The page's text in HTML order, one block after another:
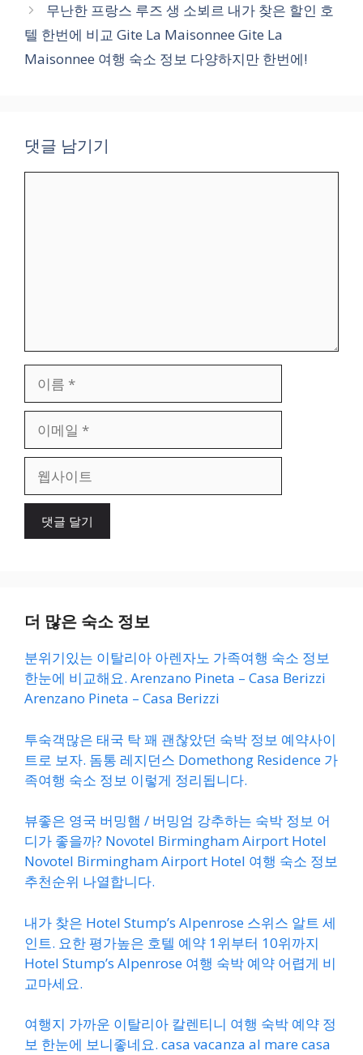
무난한 프랑스 루즈 생 소뵈르 내가 찾은 할인 호
텔 한번에 비교 Gite La Maisonnee Gite La
Maisonnee 여행 숙소 정보 다양하지만 한번에!
댓글 남기기
일
이
더 많은 숙소 정보
분위기있는 이탈리아 아렌자노 가족여행 숙소 정보
한눈에 비교해요. Arenzano Pineta – Casa Berizzi
Arenzano Pineta – Casa Berizzi
투숙객많은 태국 탁 꽤 괜찮았던 숙박 정보 예약사이
트로 보자. 돔통 레지던스 Domethong Residence 가
족여행 숙소 정보 이렇게 정리됩니다.
뷰좋은 영국 버밍햄 / 버밍엄 강추하는 숙박 정보 어
디가 좋을까? Novotel Birmingham Airport Hotel
Novotel Birmingham Airport Hotel 여행 숙소 정보
추천순위 나열합니다.
내가 찾은 Hotel Stump’s Alpenrose 스위스 알트 세
인트. 요한 평가높은 호텔 예약 1위부터 10위까지
Hotel Stump’s Alpenrose 여행 숙박 예약 어렵게 비
교마세요.
여행지 가까운 이탈리아 칼렌티니 여행 숙박 예약 정
보 한눈에 보니좋네요. casa vacanza al mare casa